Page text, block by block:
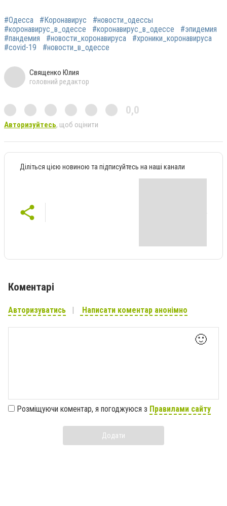
#Одесса #Коронавирус
#новости_одессы
#коронавирус_в_одессе
#коронавирус_в_одессе
#эпидемия
#пандемия
#новости_коронавируса
#хроники_коронавируса
#covid-19
#новости_в_одессе
Священко Юлия
головний редактор
0,0
Авторизуйтесь, щоб оцінити
Діліться цією новиною та підписуйтесь на наші канали
Коментарі
Авторизуватись Написати коментар анонімно
🙂
Розміщуючи коментар, я погоджуюся з Правилами сайту
Додати